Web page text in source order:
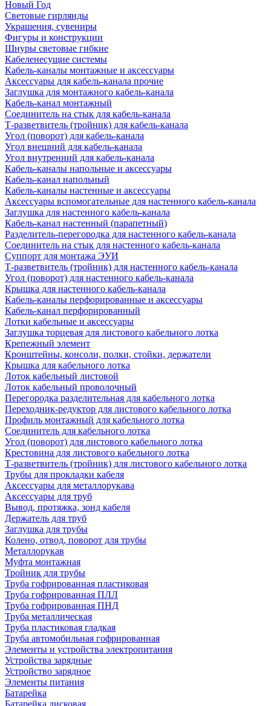
Новый Год
Световые гирлянды
Украшения, сувениры
Фигуры и конструкции
Шнуры световые гибкие
Кабеленесущие системы
Кабель-каналы монтажные и аксессуары
Аксессуары для кабель-канала прочие
Заглушка для монтажного кабель-канала
Кабель-канал монтажный
Соединитель на стык для кабель-канала
Т-разветвитель (тройник) для кабель-канала
Угол (поворот) для кабель-канала
Угол внешний для кабель-канала
Угол внутренний для кабель-канала
Кабель-каналы напольные и аксессуары
Кабель-канал напольный
Кабель-каналы настенные и аксессуары
Аксессуары вспомогательные для настенного кабель-канала
Заглушка для настенного кабель-канала
Кабель-канал настенный (парапетный)
Разделитель-перегородка для настенного кабель-канала
Соединитель на стык для настенного кабель-канала
Суппорт для монтажа ЭУИ
Т-разветвитель (тройник) для настенного кабель-канала
Угол (поворот) для настенного кабель-канала
Крышка для настенного кабель-канала
Кабель-каналы перфорированные и аксессуары
Кабель-канал перфорированный
Лотки кабельные и аксессуары
Заглушка торцевая для листового кабельного лотка
Крепежный элемент
Кронштейны, консоли, полки, стойки, держатели
Крышка для кабельного лотка
Лоток кабельный листовой
Лоток кабельный проволочный
Перегородка разделительная для кабельного лотка
Переходник-редуктор для листового кабельного лотка
Профиль монтажный для кабельного лотка
Соединитель для кабельного лотка
Угол (поворот) для листового кабельного лотка
Крестовина для листового кабельного лотка
Т-разветвитель (тройник) для листового кабельного лотка
Трубы для прокладки кабеля
Аксессуары для металлорукава
Аксессуары для труб
Вывод, протяжка, зонд кабеля
Держатель для труб
Заглушка для трубы
Колено, отвод, поворот для трубы
Металлорукав
Муфта монтажная
Тройник для трубы
Труба гофрированная пластиковая
Труба гофрированная ПЛЛ
Труба гофрированная ПНД
Труба металлическая
Труба пластиковая гладкая
Труба автомобильная гофрированная
Элементы и устройства электропитания
Устройства зарядные
Устройство зарядное
Элементы питания
Батарейка
Батарейка дисковая